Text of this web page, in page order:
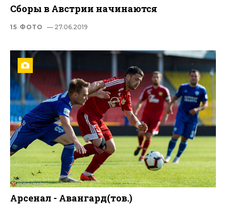
Сборы в Австрии начинаются
15 ФОТО — 27.06.2019
Арсенал - Авангард(тов.)